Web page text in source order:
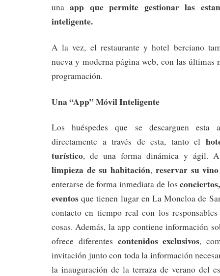
una app que permite gestionar las
inteligente.
A la vez, el restaurante y hotel berciano
nueva y moderna página web, con las últimas
programación.
Una “App” Móvil Inteligente
Los huéspedes que se descarguen esta
directamente a través de esta, tanto el
turístico, de una forma dinámica y ágil.
limpieza de su habitación, reservar su vino
enterarse de forma inmediata de los
eventos que tienen lugar en La Moncloa de
contacto en tiempo real con los
cosas. Además, la app contiene información
ofrece diferentes contenidos exclusivos,
invitación junto con toda la información
la inauguración de la terraza de verano del